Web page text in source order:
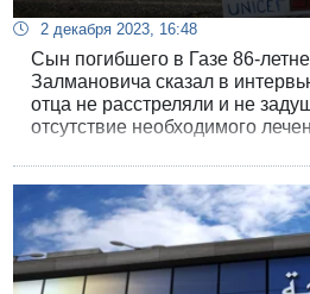
2 декабря 2023, 16:48
Сын погибшего в Газе 86-
Залмановича сказал в
отца не расстреляли и не
отсутствие необходимого
правительство срочно
освобождению оставшихся в
особенности стариков и